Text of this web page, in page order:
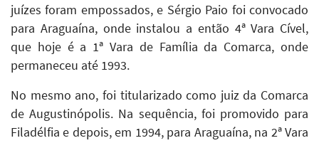
juízes foram empossados, e Sérgio Paio foi convocado
para Araguaína, onde instalou a então 4ª Vara Cível,
que hoje é a 1ª Vara de Família da Comarca, onde
permaneceu até 1993.
No mesmo ano, foi titularizado como juiz da Comarca
de Augustinópolis. Na sequência, foi promovido para
Filadélfia e depois, em 1994, para Araguaína, na 2ª Vara